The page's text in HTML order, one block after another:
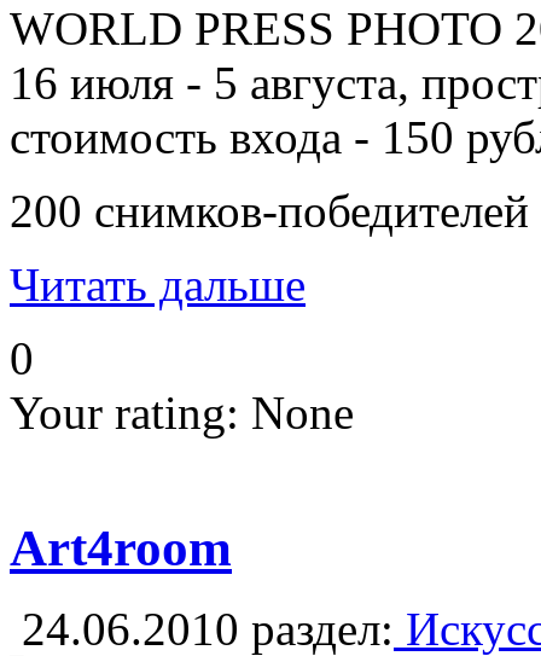
WORLD PRESS PHOTO
16 июля - 5 августа,
стоимость входа - 150
200 снимков-
Читать дальше
0
Your rating: None
Art4room
24.06.2010 раздел: